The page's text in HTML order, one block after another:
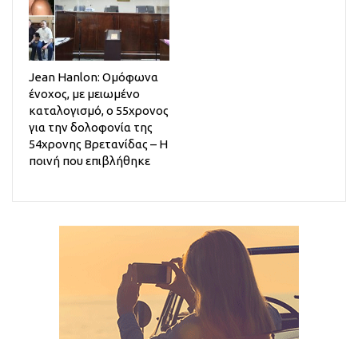
Jean Hanlon: Ομόφωνα
ένοχος, με μειωμένο
καταλογισμό, ο 55χρονος
για την δολοφονία της
54χρονης Βρετανίδας – Η
ποινή που επιβλήθηκε